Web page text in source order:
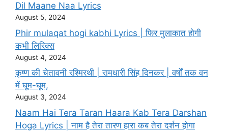
Dil Maane Naa Lyrics
August 5, 2024
Phir mulaqat hogi kabhi Lyrics | फिर मुलाकात होगी
कभी लिरिक्स
August 4, 2024
कृष्ण की चेतावनी रश्मिरथी | रामधारी सिंह दिनकर | वर्षों तक वन
में घूम-घूम,
August 3, 2024
Naam Hai Tera Taran Haara Kab Tera Darshan
Hoga Lyrics | नाम है तेरा तारण हारा कब तेरा दर्शन होगा